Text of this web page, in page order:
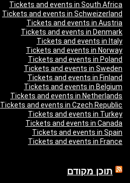
Tickets and events in South Africa
Tickets and events in Schweizerland
Tickets and events in Austria
Tickets and events in Denmark
Tickets and events in Italy
Tickets and events in Norway
Tickets and events in Poland
Tickets and events in Sweden
Tickets and events in Finland
Tickets and events in Belgium
Tickets and events in Netherlands
Tickets and events in Czech Republic
Tickets and events in Turkey
Tickets and events in Canada
Tickets and events in Spain
Tickets and events in France
תוכן מקודם